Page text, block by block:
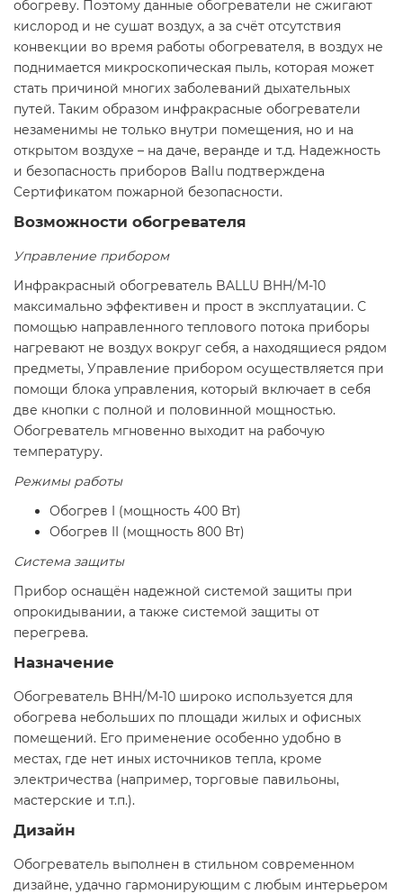
обогреву. Поэтому данные обогреватели не сжигают
кислород и не сушат воздух, а за счёт отсутствия
конвекции во время работы обогревателя, в воздух не
поднимается микроскопическая пыль, которая может
стать причиной многих заболеваний дыхательных
путей. Таким образом инфракрасные обогреватели
незаменимы не только внутри помещения, но и на
открытом воздухе – на даче, веранде и т.д. Надежность
и безопасность приборов Ballu подтверждена
Сертификатом пожарной безопасности.
Возможности обогревателя
Управление прибором
Инфракрасный обогреватель BALLU BHH/M-10
максимально эффективен и прост в эксплуатации. С
помощью направленного теплового потока приборы
нагревают не воздух вокруг себя, а находящиеся рядом
предметы, Управление прибором осуществляется при
помощи блока управления, который включает в себя
две кнопки с полной и половинной мощностью.
Обогреватель мгновенно выходит на рабочую
температуру.
Режимы работы
Обогрев I (мощность 400 Вт)
Обогрев II (мощность 800 Вт)
Система защиты
Прибор оснащён надежной системой защиты при
опрокидывании, а также системой защиты от
перегрева.
Назначение
Обогреватель BHH/M-10 широко используется для
обогрева небольших по площади жилых и офисных
помещений. Его применение особенно удобно в
местах, где нет иных источников тепла, кроме
электричества (например, торговые павильоны,
мастерские и т.п.).
Дизайн
Обогреватель выполнен в стильном современном
дизайне, удачно гармонирующим с любым интерьером